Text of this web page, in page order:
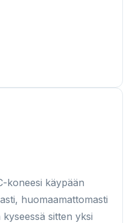
koneesi käypään
huomaamattomasti
sitten yksi